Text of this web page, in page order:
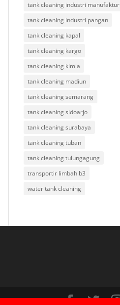
tank cleaning industri manufaktur
tank cleaning industri pangan
tank cleaning kapal
tank cleaning kargo
tank cleaning kimia
tank cleaning madiun
tank cleaning semarang
tank cleaning sidoarjo
tank cleaning surabaya
tank cleaning tuban
tank cleaning tulungagung
transportir limbah b3
water tank cleaning